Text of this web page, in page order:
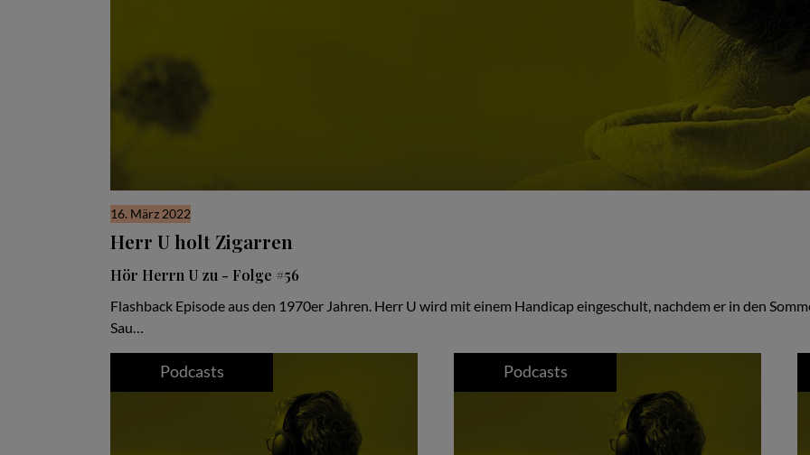
16. März 2022
Herr U holt Zigarren
Hör Herrn U zu - Folge #56
Flashback Episode aus den 1970er Jahren. Herr U wird mit einem Handicap eingeschult, nachdem er in den
Sau…
Podcasts Podcasts